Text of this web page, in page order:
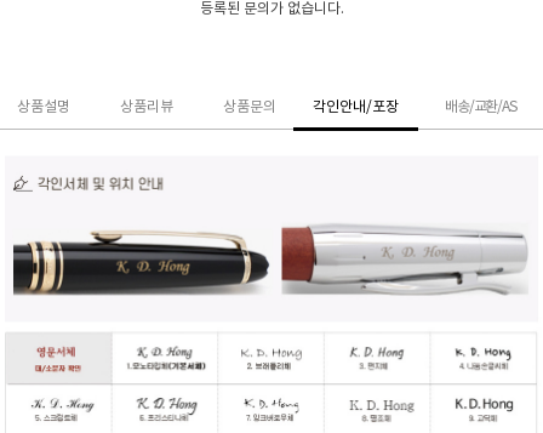
등록된 문의가 없습니다.
상품설명 상품리뷰 상품문의 각인안내/포장 배송/교환/AS